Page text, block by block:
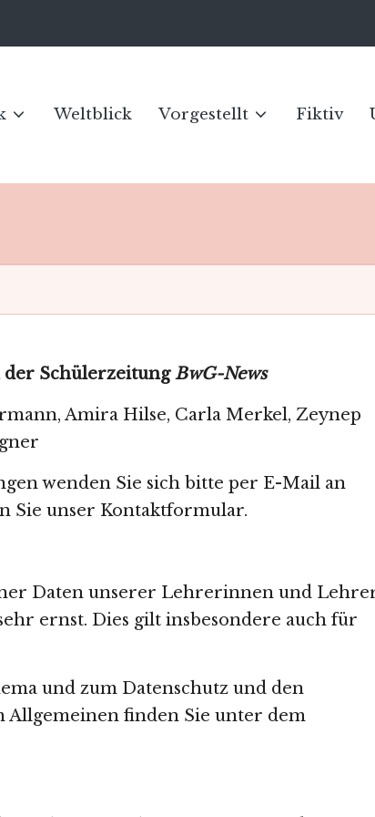
Weltblick Vorgestellt Fiktiv
Schülerzeitung BwG-News
Amira Hilse, Carla Merkel, Zeynep
wenden Sie sich bitte per E-Mail an
Sie unser Kontaktformular.
Daten unserer Lehrerinnen und
ernst. Dies gilt insbesondere auch für
und zum Datenschutz und den
Allgemeinen finden Sie unter dem